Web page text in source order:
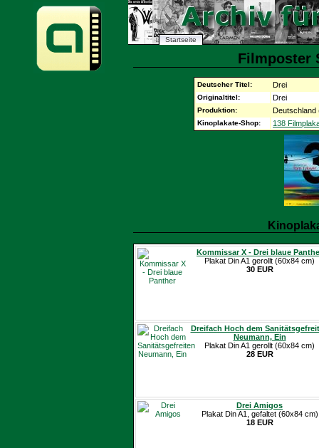
Startseite
Filmposter
Deutscher Titel: Drei
Originaltitel: Drei
Produktion: Deutschland
Kinoplakate-Shop: 138
Kommissar X - Drei blaue
Plakat Din A1 gerollt (60x84 cm)
30 EUR
Dreifach Hoch dem
Neumann, Ein
Plakat Din A1 gerollt (60x84 cm)
28 EUR
Drei Amigos
Plakat Din A1, gefaltet (60x84 cm)
18 EUR